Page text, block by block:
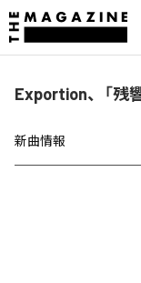
Exportion、「残
新曲情報